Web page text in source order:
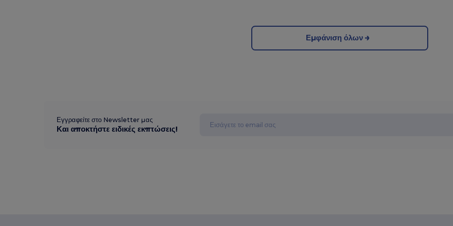
Εμφάνιση όλων
Εγγραφείτε στο Newsletter μας
Και αποκτήστε ειδικές εκπτώσεις!